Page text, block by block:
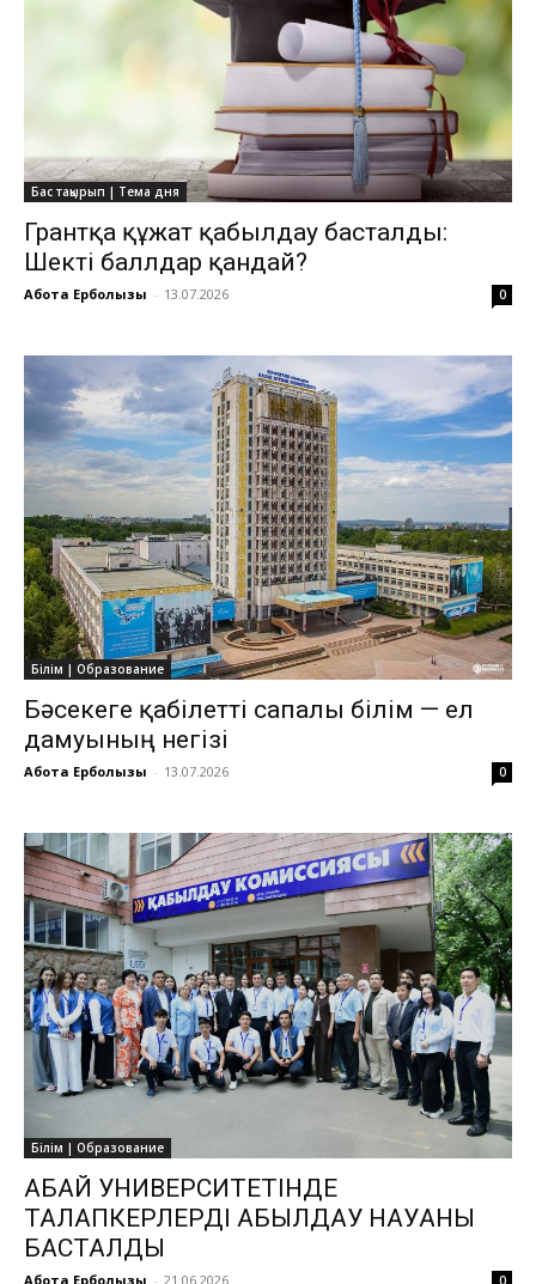
Бас тақырып | Тема дня
Грантқа құжат қабылдау басталды:
Шекті баллдар қандай?
Ақбота Ерболқызы - 13.07.2026 0
Білім | Образование
Бәсекеге қабілетті сапалы білім — ел
дамуының негізі
Ақбота Ерболқызы - 13.07.2026 0
Білім | Образование
АБАЙ УНИВЕРСИТЕТІНДЕ
ТАЛАПКЕРЛЕРДІ ҚАБЫЛДАУ НАУҚАНЫ
БАСТАЛДЫ
Ақбота Ерболқызы - 21.06.2026 0